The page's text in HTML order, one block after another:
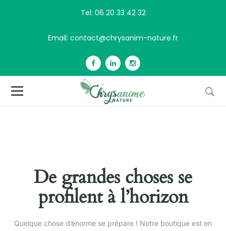
Tel: 06 20 33 42 32
Email: contact@chrysanim-nature.fr
De grandes choses se
profilent à l’horizon
Quelque chose d’énorme se prépare ! Notre boutique est en